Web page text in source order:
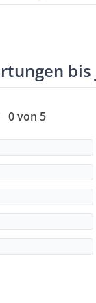
bis
0 von 5